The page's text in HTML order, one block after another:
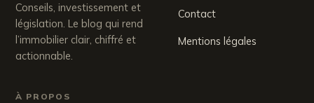
Conseils, investissement et
législation. Le blog qui rend
l’immobilier clair, chiffré et
actionnable.
Contact
Mentions légales
À PROPOS